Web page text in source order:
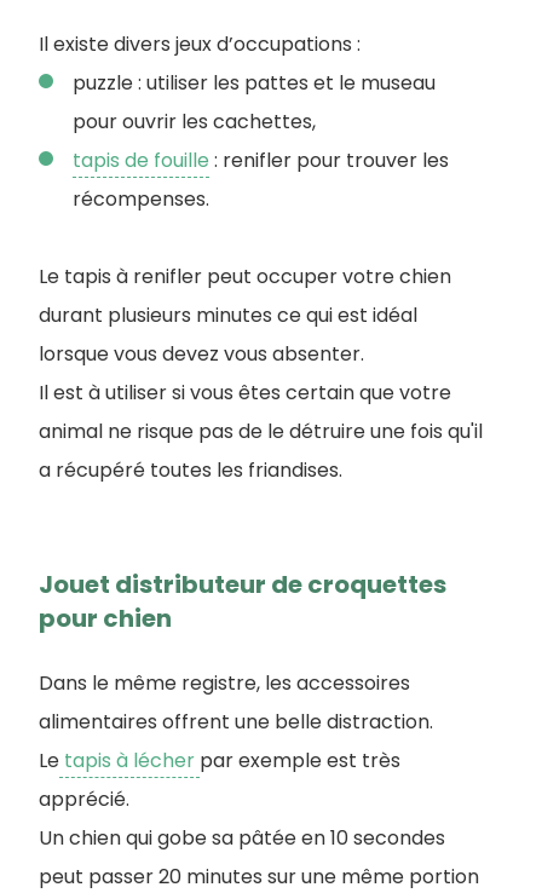
Il existe divers jeux d’occupations :
puzzle : utiliser les pattes et le museau
pour ouvrir les cachettes,
tapis de fouille : renifler pour trouver les
récompenses.
Le tapis à renifler peut occuper votre chien
durant plusieurs minutes ce qui est idéal
lorsque vous devez vous absenter.
Il est à utiliser si vous êtes certain que votre
animal ne risque pas de le détruire une fois qu'il
a récupéré toutes les friandises.
Jouet distributeur de croquettes
pour chien
Dans le même registre, les accessoires
alimentaires offrent une belle distraction.
Le tapis à lécher par exemple est très
apprécié.
Un chien qui gobe sa pâtée en 10 secondes
peut passer 20 minutes sur une même portion